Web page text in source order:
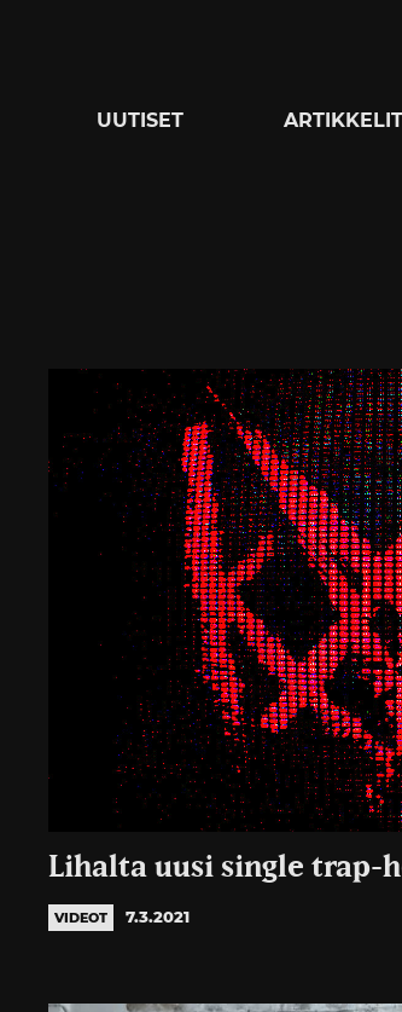
UUTISET ARTIKKELIT
Lihalta uusi single trap-
VIDEOT 7.3.2021